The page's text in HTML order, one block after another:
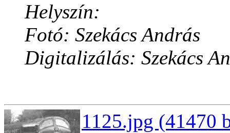
Helyszín:
Fotó: Szekács András
Digitalizálás: Szekács
1125.jpg (41470